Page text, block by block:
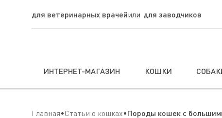
для ветеринарных врачей для заводчиков
ИНТЕРНЕТ-МАГАЗИН КОШКИ
Главная Статьи о кошках Породы кошек с